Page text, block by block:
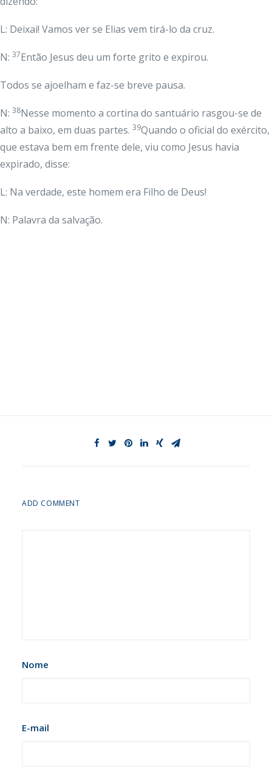
L: Deixai! Vamos ver se Elias vem tirá-lo da cruz.
N: 37Então Jesus deu um forte grito e expirou.
Todos se ajoelham e faz-se breve pausa.
N: 38Nesse momento a cortina do santuário rasgou-se de
alto a baixo, em duas partes. 39Quando o oficial do exército,
que estava bem em frente dele, viu como Jesus havia
expirado, disse:
L: Na verdade, este homem era Filho de Deus!
N: Palavra da salvação.
ADD COMMENT
Nome
E-mail